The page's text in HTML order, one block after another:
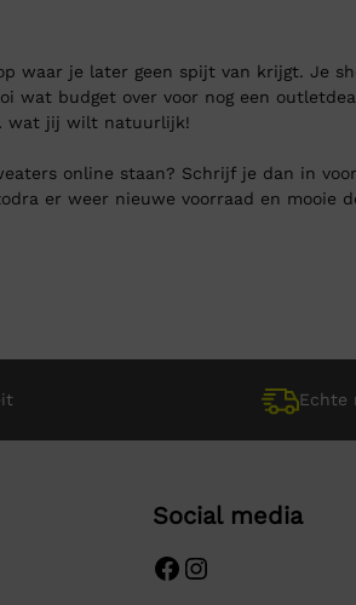
waar je later geen spijt van krijgt. Je
wat budget over voor nog een
wat jij wilt natuurlijk!
online staan? Schrijf je dan in
er weer nieuwe voorraad en mooie
Echte
Social media
Facebook